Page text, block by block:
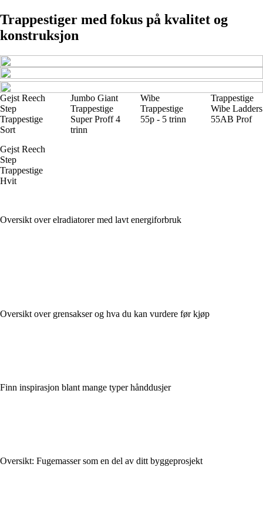
Trappestiger med fokus på kvalitet og
konstruksjon
Gejst Reech
Step
Trappestige
Sort
Jumbo Giant
Trappestige
Super Proff 4
trinn
Wibe
Trappestige
55p - 5 trinn
Trappestige
Wibe Ladders
55AB Prof
Gejst Reech
Step
Trappestige
Hvit
Oversikt over elradiatorer med lavt energiforbruk
Oversikt over grensakser og hva du kan vurdere før kjøp
Finn inspirasjon blant mange typer hånddusjer
Oversikt: Fugemasser som en del av ditt byggeprosjekt